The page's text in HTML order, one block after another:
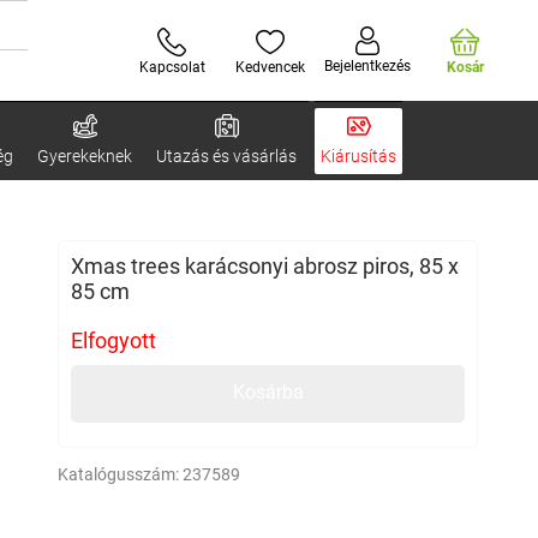
Kapcsolat Kedvencek Bejelentkezés Kosár
Gyerekeknek Utazás és vásárlás Kiárusítás
Xmas trees karácsonyi abrosz piros, 85 x
85 cm
Elfogyott
Katalógusszám:237589